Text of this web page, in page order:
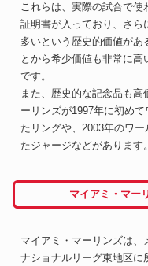
これらは、実際の試合で
証明書が入っており、さら
多いという歴史的価値があ
とから希少価値も非常に
です。
また、歴史的な記念品も
ーリンズが1997年に初め
たリングや、2003年のワ
たジャージなどがあります。
マイアミ・マー
マイアミ・マーリンズは
ナショナルリーグ東地区に